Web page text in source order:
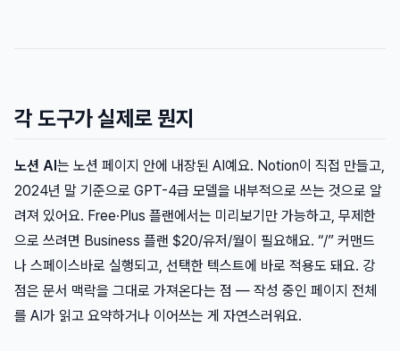
각 도구가 실제로 뭔지
노션 AI 는 노션 페이지 안에 내장된 AI예요. Notion이 직접 만들고,
2024년 말 기준으로 GPT-4급 모델을 내부적으로 쓰는 것으로 알
려져 있어요. Free·Plus 플랜에서는 미리보기만 가능하고, 무제한
으로 쓰려면 Business 플랜 $20/유저/월이 필요해요. “/” 커맨드
나 스페이스바로 실행되고, 선택한 텍스트에 바로 적용도 돼요. 강
점은 문서 맥락을 그대로 가져온다는 점 — 작성 중인 페이지 전체
를 AI가 읽고 요약하거나 이어쓰는 게 자연스러워요.